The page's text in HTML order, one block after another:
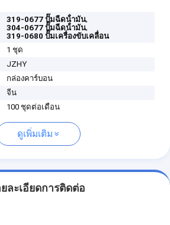
319-0677 ปั๊มฉีดน้ํามัน,
304-0677 ปั๊มฉีดน้ํามัน,
319-0680 ปั๊มเครื่องขับเคลื่อน
1 ชุด
JZHY
กล่องคาร์บอน
จีน
100 ชุดต่อเดือน
ดูเพิ่มเติม
ยละเอียดการติดต่อ